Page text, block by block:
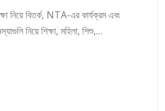
নিয়ে বিতর্ক, NTA-এর কার্যক্রম এবং
নিয়ে শিক্ষা, মহিলা, শিশু,…